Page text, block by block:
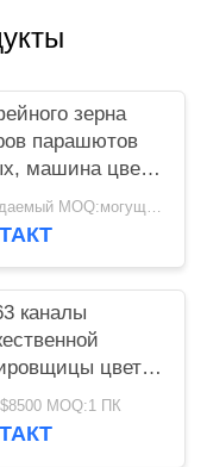
зерна
парашютов
машина цвета
сортируя
обсуждаемый MOQ:могущий быть предметом переговоров
каналы
цвета
CCD 5400
функции
MOQ:1 ПК